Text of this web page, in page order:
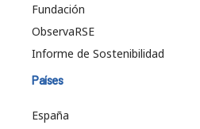
Fundación
ObservaRSE
Informe de Sostenibilidad
Países
España